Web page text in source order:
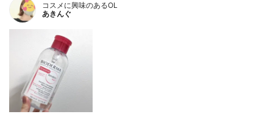
コスメに興味のあるOL
あきんぐ